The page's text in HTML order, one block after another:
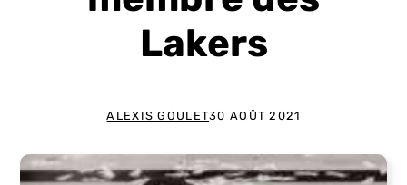
Lakers
ALEXIS GOULET30 AOÛT 2021